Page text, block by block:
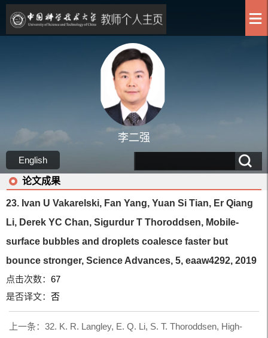
李二强
English
论文成果
23. Ivan U Vakarelski, Fan Yang, Yuan Si Tian, Er Qiang
Li, Derek YC Chan, Sigurdur T Thoroddsen, Mobile-
surface bubbles and droplets coalesce faster but
bounce stronger, Science Advances, 5, eaaw4292, 2019
点击次数：67
是否译文：否
上一条： 32. K. R. Langley, E. Q. Li, S. T. Thoroddsen, High-